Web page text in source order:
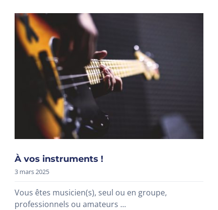
À vos instruments !
3 mars 2025
Vous êtes musicien(s), seul ou en groupe,
professionnels ou amateurs ...